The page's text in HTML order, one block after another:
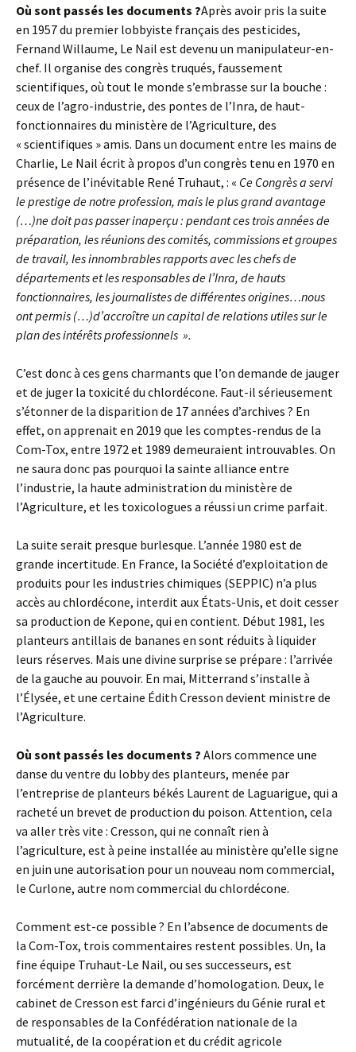
Où sont passés les documents ?Après avoir pris la suite
en 1957 du premier lobbyiste français des pesticides,
Fernand Willaume, Le Nail est devenu un manipulateur-en-
chef. Il organise des congrès truqués, faussement
scientifiques, où tout le monde s’embrasse sur la bouche :
ceux de l’agro-industrie, des pontes de l’Inra, de haut-
fonctionnaires du ministère de l’Agriculture, des
« scientifiques » amis. Dans un document entre les mains de
Charlie, Le Nail écrit à propos d’un congrès tenu en 1970 en
présence de l’inévitable René Truhaut, : « Ce Congrès a servi
le prestige de notre profession, mais le plus grand avantage
(…)ne doit pas passer inaperçu : pendant ces trois années de
préparation, les réunions des comités, commissions et groupes
de travail, les innombrables rapports avec les chefs de
départements et les responsables de l’Inra, de hauts
fonctionnaires, les journalistes de différentes origines…nous
ont permis (…)d’accroître un capital de relations utiles sur le
plan des intérêts professionnels ».
C’est donc à ces gens charmants que l’on demande de jauger
et de juger la toxicité du chlordécone. Faut-il sérieusement
s’étonner de la disparition de 17 années d’archives ? En
effet, on apprenait en 2019 que les comptes-rendus de la
Com-Tox, entre 1972 et 1989 demeuraient introuvables. On
ne saura donc pas pourquoi la sainte alliance entre
l’industrie, la haute administration du ministère de
l’Agriculture, et les toxicologues a réussi un crime parfait.
La suite serait presque burlesque. L’année 1980 est de
grande incertitude. En France, la Société d’exploitation de
produits pour les industries chimiques (SEPPIC) n’a plus
accès au chlordécone, interdit aux États-Unis, et doit cesser
sa production de Kepone, qui en contient. Début 1981, les
planteurs antillais de bananes en sont réduits à liquider
leurs réserves. Mais une divine surprise se prépare : l’arrivée
de la gauche au pouvoir. En mai, Mitterrand s’installe à
l’Élysée, et une certaine Édith Cresson devient ministre de
l’Agriculture.
Où sont passés les documents ? Alors commence une
danse du ventre du lobby des planteurs, menée par
l’entreprise de planteurs békés Laurent de Laguarigue, qui a
racheté un brevet de production du poison. Attention, cela
va aller très vite : Cresson, qui ne connaît rien à
l’agriculture, est à peine installée au ministère qu’elle signe
en juin une autorisation pour un nouveau nom commercial,
le Curlone, autre nom commercial du chlordécone.
Comment est-ce possible ? En l’absence de documents de
la Com-Tox, trois commentaires restent possibles. Un, la
fine équipe Truhaut-Le Nail, ou ses successeurs, est
forcément derrière la demande d’homologation. Deux, le
cabinet de Cresson est farci d’ingénieurs du Génie rural et
de responsables de la Confédération nationale de la
mutualité, de la coopération et du crédit agricole